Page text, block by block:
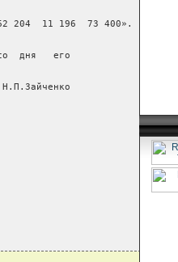
204  11 196  73 400».
дня   его